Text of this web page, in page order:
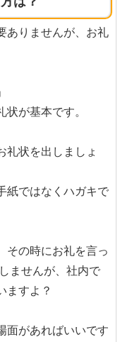
ありませんが、お礼
が基本です。
礼状を出しましょ
紙ではなくハガキで
その時にお礼を言っ
ませんが、社内で
ますよ？
面があればいいです